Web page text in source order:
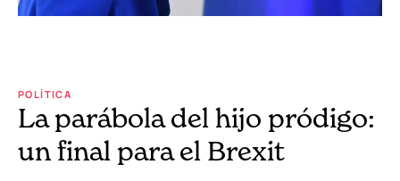
POLÍTICA
La parábola del hijo pródigo:
un final para el Brexit